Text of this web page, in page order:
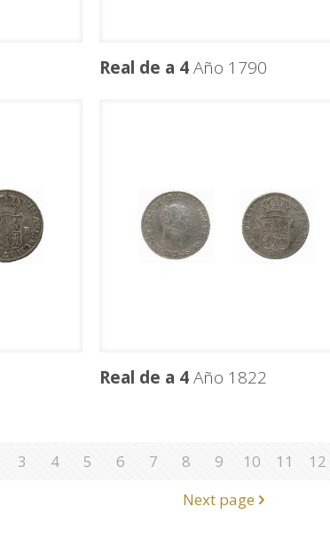
Real de a 4Año 1790
Real de a 4Año 1822
3 4 5 6 7 8 9 10 11 12
Next page